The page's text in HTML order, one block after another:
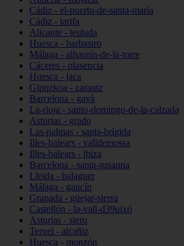
Cádiz - el-puerto-de-santa-maría
Cádiz - tarifa
Alicante - teulada
Huesca - barbastro
Málaga - alhaurín-de-la-torre
Cáceres - plasencia
Huesca - jaca
Gipuzkoa - zarautz
Barcelona - gavà
La-rioja - santo-domingo-de-la-calzada
Asturias - grado
Las-palmas - santa-brígida
Illes-balears - valldemossa
Illes-balears - ibiza
Barcelona - santa-susanna
Lleida - balaguer
Málaga - gaucín
Granada - güejar-sierra
Castellón - la-vall-d39uixó
Asturias - siero
Teruel - alcañiz
Huesca - monzón